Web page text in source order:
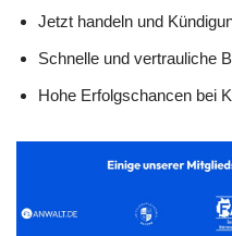
Jetzt handeln und
Schnelle und vertrauliche
Hohe Erfolgschancen bei